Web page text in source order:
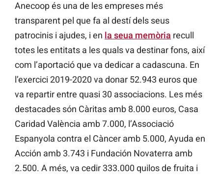
Anecoop és una de les empreses més
transparent pel que fa al destí dels seus
patrocinis i ajudes, i en la seua memòria recull
totes les entitats a les quals va destinar fons, així
com l’aportació que va dedicar a cadascuna. En
l’exercici 2019-2020 va donar 52.943 euros que
va repartir entre quasi 30 associacions. Les més
destacades són Càritas amb 8.000 euros, Casa
Caridad València amb 7.000, l’Associació
Espanyola contra el Càncer amb 5.000, Ayuda en
Acción amb 3.743 i Fundación Novaterra amb
2.500. A més, va cedir 333.000 quilos de fruita i